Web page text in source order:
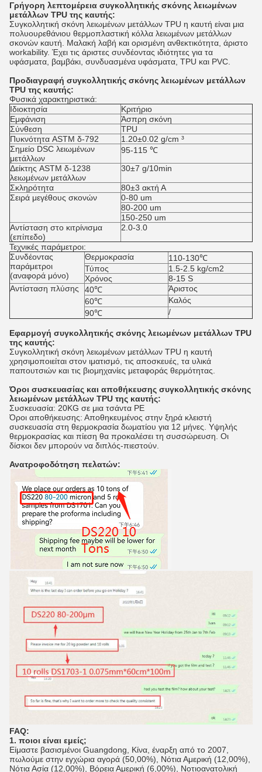
Γρήγορη λεπτομέρεια συγκολλητικής σκόνης λειωμένων
μετάλλων TPU της καυτής:
Συγκολλητική σκόνη λειωμένων μετάλλων TPU η καυτή είναι μια
πολυουρεθάνιου θερμοπλαστική κόλλα λειωμένων μετάλλων
σκονών καυτή. Μαλακή λαβή και ορισμένη ανθεκτικότητα, άριστο
workability. Έχει τις άριστες συνδέοντας ιδιότητες για τα
υφάσματα, βαμβάκι, συνδυασμένα υφάσματα, TPU και PVC.
Προδιαγραφή συγκολλητικής σκόνης λειωμένων μετάλλων
TPU της καυτής:
Φυσικά χαρακτηριστικά:
Ιδιοκτησία
Κριτήριο
Εμφάνιση
Άσπρη σκόνη
Σύνθεση
TPU
Πυκνότητα ASTM δ-792
1.20±0.02 g/cm ³
Σημείο DSC λειωμένων
μετάλλων
95-115 ℃
Δείκτης ASTM δ-1238
λειωμένων μετάλλων
30±7 g/10min
Σκληρότητα
80±3 ακτή Α
Σειρά μεγέθους σκονών
0-80 um
80-200 um
150-250 um
Αντίσταση στο κιτρίνισμα
(επίπεδο)
2.0-3.0
Τεχνικές παράμετροι:
Συνδέοντας
παράμετροι
(αναφορά μόνο)
Θερμοκρασία
110-130℃
Τύπος
1.5-2.5 kg/cm2
Χρόνος
8-15 S
Αντίσταση πλύσης
40℃
Άριστος
60℃
Καλός
90℃
/
Εφαρμογή συγκολλητικής σκόνης λειωμένων μετάλλων TPU
της καυτής:
Συγκολλητική σκόνη λειωμένων μετάλλων TPU η καυτή
χρησιμοποιείται στον ιματισμό, τις αποσκευές, τα υλικά
παπουτσιών και τις βιομηχανίες μεταφοράς θερμότητας.
Όροι συσκευασίας και αποθήκευσης συγκολλητικής σκόνης
λειωμένων μετάλλων TPU της καυτής:
Συσκευασία: 20KG σε μια τσάντα PE
Όροι αποθήκευσης: Αποθηκευμένος στην ξηρά κλειστή
συσκευασία στη θερμοκρασία δωματίου για 12 μήνες. Υψηλής
θερμοκρασίας και πίεση θα προκαλέσει τη συσσώρευση. Οι
δίσκοι δεν μπορούν να διπλός-πιεστούν.
Ανατροφοδότηση πελατών:
FAQ:
1. ποιοι είναι εμείς;
Είμαστε βασισμένοι Guangdong, Κίνα, έναρξη από το 2007,
πωλούμε στην εγχώρια αγορά (50,00%), Νότια Αμερική (12,00%),
Νότια Ασία (12,00%), Βόρεια Αμερική (6,00%), Νοτιοανατολική